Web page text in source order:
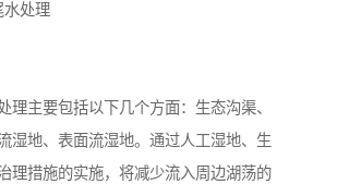
水处理
理主要包括以下几个方面：生态沟渠、
湿地、表面流湿地。通过人工湿地、生
理措施的实施，将减少流入周边湖荡的